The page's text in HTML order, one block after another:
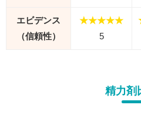
エビデンス
（信頼性）
★★★★★
5
精力剤